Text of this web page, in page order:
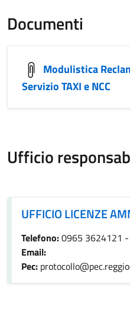
Documenti
Modulistica
Servizio TAXI e NCC
Ufficio
UFFICIO LICENZE
Telefono:0965 3624121
Email:
Pec: